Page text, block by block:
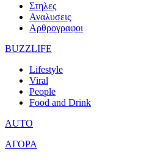
Στηλες
Αναλυσεις
Αρθρογραφοι
BUZZLIFE
Lifestyle
Viral
People
Food and Drink
AUTO
ΑΓΟΡΑ